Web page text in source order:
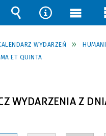
WYDARZEŃ
ET QUINTA
WYDARZENIA Z
Wyszukiwarka
Narzędzia
Menu